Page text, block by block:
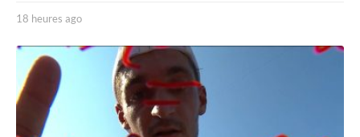
18 heures ago
h